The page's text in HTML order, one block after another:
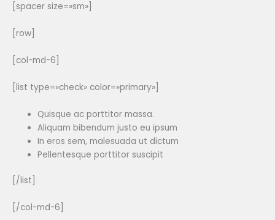
[spacer size=»sm»]
[row]
[col-md-6]
[list type=»check» color=»primary»]
Quisque ac porttitor massa.
Aliquam bibendum justo eu ipsum
In eros sem, malesuada ut dictum
Pellentesque porttitor suscipit
[/list]
[/col-md-6]